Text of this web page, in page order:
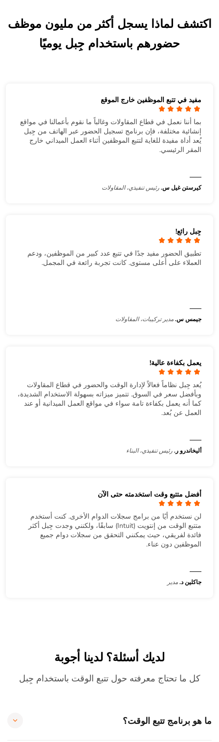
اكتشف لماذا يسجل أكثر من مليون موظف
حضورهم باستخدام جِبل يوميًا
مفيد في تتبع الموظفين خارج الموقع
بما أننا نعمل في قطاع المقاولات وغالباً ما نقوم بأعمالنا في مواقع
إنشائية مختلفة، فإن برنامج تسجيل الحضور عبر الهاتف من جِبل
يُعد أداة مفيدة للغاية لتتبع الموظفين أثناء العمل الميداني خارج
المقر الرئيسي.
كيرستن غيل س.رئيس تنفيذي، المقاولات
جِبل رائع!
تطبيق الحضور مفيد جدًا في تتبع عدد كبير من الموظفين، ودعم
العملاء على أعلى مستوى. كانت تجربة رائعة في المجمل.
جيمس س.مدير تركيبات، المقاولات
يعمل بكفاءة عالية!
يُعد جِبل نظاماً فعالاً لإدارة الوقت والحضور في قطاع المقاولات
وبأفضل سعر في السوق. تتميز ميزاته بسهولة الاستخدام الشديدة،
كما أنه يعمل بكفاءة تامة سواء في مواقع العمل الميدانية أو عند
العمل عن بُعد.
أليخاندرو ر.رئيس تنفيذي، البناء
أفضل متتبع وقت استخدمته حتى الآن
لن نستخدم أيًا من برامج سجلات الدوام الأخرى. كنت أستخدم
متتبع الوقت من إنتويت (Intuit) سابقًا، ولكنني وجدت جِبل أكثر
فائدة لفريقي، حيث يمكنني التحقق من سجلات دوام جميع
الموظفين دون عناء.
جاكلين د.مدير
لديك أسئلة؟ لدينا أجوبة
كل ما تحتاج معرفته حول تتبع الوقت باستخدام جِبل
ما هو برنامج تتبع الوقت؟